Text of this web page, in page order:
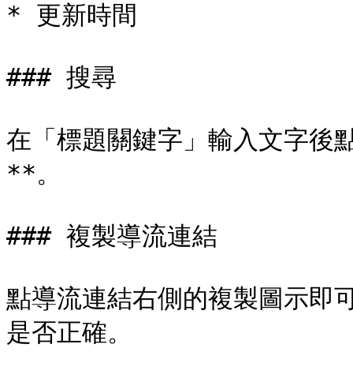
* 更新時間
### 搜尋
在「標題關鍵字」輸入文字
**。
### 複製導流連結
點導流連結右側的複製圖示即
是否正確。